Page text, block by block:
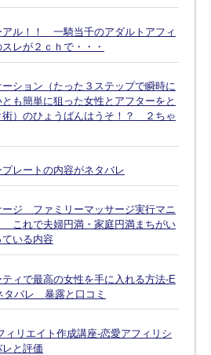
アル！！ 一騎当千のアダルトアフィ
レが２ｃｈで・・・
ション（たった３ステップで瞬時に
も簡単に狙った女性とアフターをと
術）のひょうばんはうそ！？ ２ちゃ
プレートの内容がネタバレ
ージ ファミリーマッサージ実行マニ
これで夫婦円満・家庭円満まちがい
いる内容
ィで最高の女性を手に入れる方法-E
バレ 暴露と口コミ
ィリエイト作成講座-恋愛アフィリシ
と評価